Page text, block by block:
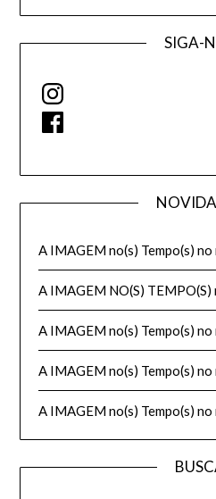
SIGA-
Instagram
Facebook
A IMAGEM no(s) Tempo(s) no
A IMAGEM NO(S) TEMPO(S)
A IMAGEM no(s) Tempo(s) no
A IMAGEM no(s) Tempo(s)
A IMAGEM no(s) Tempo(s)